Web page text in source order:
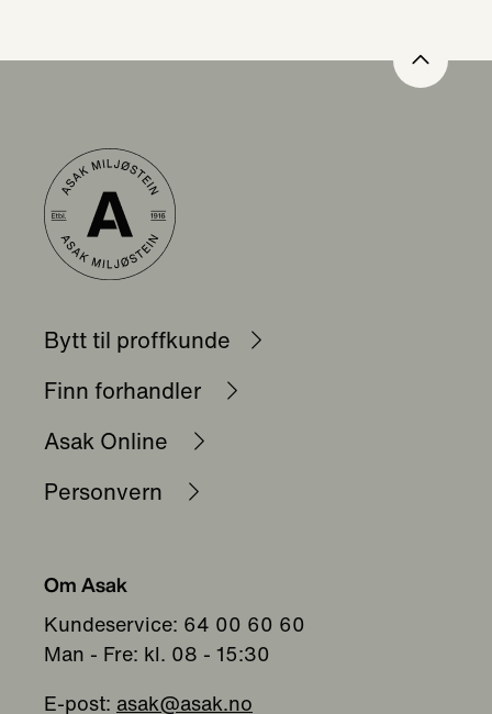
Bytt til proffkunde
Finn forhandler
Asak Online
Personvern
Om Asak
Kundeservice: 64 00 60 60
Man - Fre: kl. 08 - 15:30
E-post: asak@asak.no